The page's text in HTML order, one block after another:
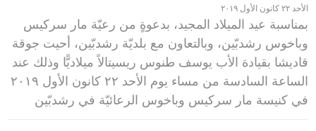
الأحد ٢٢ كانون الأول ٢٠١٩
بمناسبة عيد الميلاد المجيد، بدعوةٍ من رعيّة مار سركيس
وباخوس رشدبّين، وبالتعاون مع بلديّة رشدبّين، أحيت جوقة
قاديشا بقيادة الأب يوسف طنوس ريسيتالاً ميلاديًّا وذلك عند
الساعة السادسة من مساء يوم الأحد ٢٢ كانون الأول ٢٠١٩
في كنيسة مار سركيس وباخوس الرعائيّة في رشدبّين